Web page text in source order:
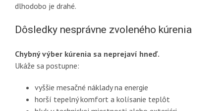
dlhodobo je drahé.
Dôsledky nesprávne zvoleného kúrenia
Chybný výber kúrenia sa neprejaví hneď.
Ukáže sa postupne:
vyššie mesačné náklady na energie
horší tepelný komfort a kolísanie teplôt